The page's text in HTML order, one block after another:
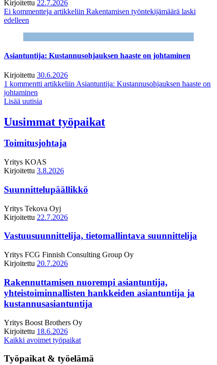
Kirjoitettu 22.7.2026
Ei kommentteja artikkeliin Rakentamisen työntekijämäärä laski
edelleen
Asiantuntija: Kustannusohjauksen haaste on johtaminen
Kirjoitettu 30.6.2026
1 kommentti artikkeliin Asiantuntija: Kustannusohjauksen haaste on
johtaminen
Lisää uutisia
Uusimmat työpaikat
Toimitusjohtaja
Yritys KOAS
Kirjoitettu 3.8.2026
Suunnittelupäällikkö
Yritys Tekova Oyj
Kirjoitettu 22.7.2026
Vastuusuunnittelija, tietomallintava suunnittelija
Yritys FCG Finnish Consulting Group Oy
Kirjoitettu 20.7.2026
Rakennuttamisen nuorempi asiantuntija,
yhteistoiminnallisten hankkeiden asiantuntija ja
kustannusasiantuntija
Yritys Boost Brothers Oy
Kirjoitettu 18.6.2026
Kaikki avoimet työpaikat
Työpaikat & työelämä